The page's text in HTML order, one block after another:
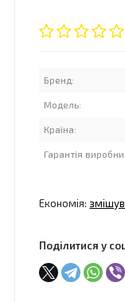
Бренд:
Модель:
Країна:
Гарантія
Економія:
Поділитися у